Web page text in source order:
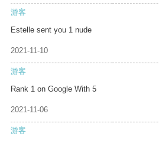
游客
Estelle sent you 1 nude
2021-11-10
游客
Rank 1 on Google With 5
2021-11-06
游客